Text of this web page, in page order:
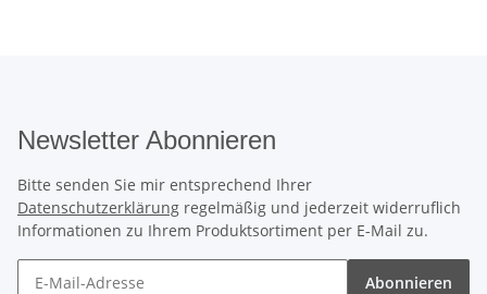
Newsletter Abonnieren
Bitte senden Sie mir entsprechend Ihrer
Datenschutzerklärung regelmäßig und jederzeit widerruflich
Informationen zu Ihrem Produktsortiment per E-Mail zu.
Abonnieren